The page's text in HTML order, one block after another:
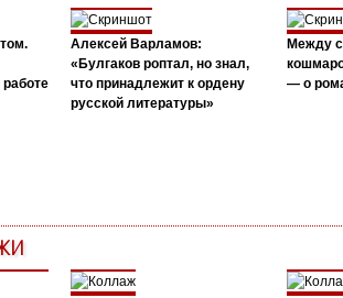
Алексей Варламов:
«Булгаков роптал, но знал,
что принадлежит к ордену
русской литературы»
Между
— о